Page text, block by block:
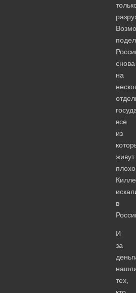
снова
на
все
из
живут
в
И
за
тех,